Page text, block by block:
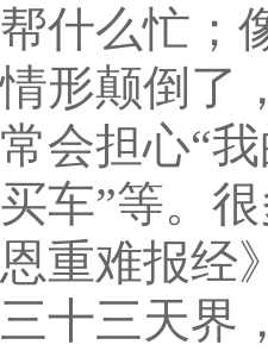
帮什么忙；
情形颠倒了
常会担心“
买车”等。
恩重难报经
三十三天界